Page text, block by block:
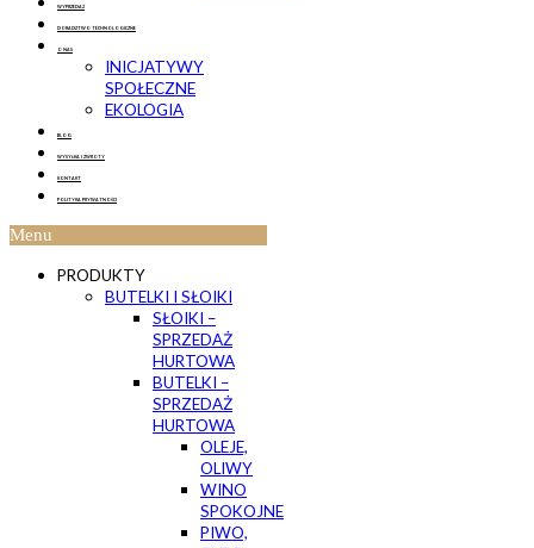
WYPRZEDAŻ
DORADZTWO TECHNOLOGICZNE
O NAS
INICJATYWY
SPOŁECZNE
EKOLOGIA
BLOG
WYSYŁKA I ZWROTY
KONTAKT
POLITYKA PRYWATNOŚCI
Menu
PRODUKTY
BUTELKI I SŁOIKI
SŁOIKI –
SPRZEDAŻ
HURTOWA
BUTELKI –
SPRZEDAŻ
HURTOWA
OLEJE,
OLIWY
WINO
SPOKOJNE
PIWO,